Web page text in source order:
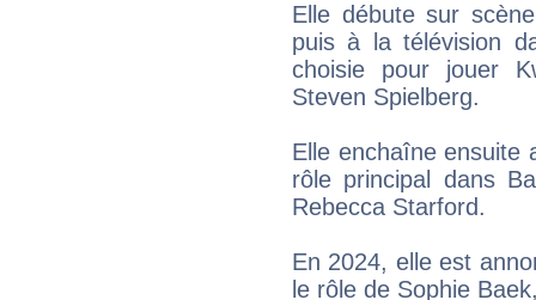
Elle débute sur
puis à la télévision
choisie pour jouer
Steven Spielberg.
Elle enchaîne ensuite
rôle principal dans
Rebecca Starford.
En 2024, elle est
le rôle de Sophie